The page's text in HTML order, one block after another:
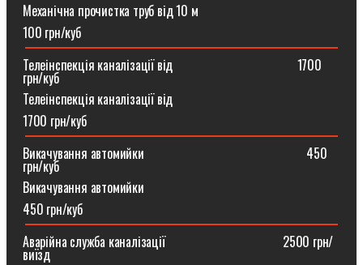
Механічна прочистка труб від 10 м
100 грн/куб
Телеінспекція каналізації від⠀⠀⠀⠀⠀⠀⠀⠀⠀⠀⠀⠀⠀1700
грн/куб
Телеінспекція каналізації від
1700 грн/куб
Викачування автомийки⠀⠀⠀⠀⠀⠀⠀⠀⠀⠀⠀⠀⠀⠀⠀⠀⠀450
грн/куб
Викачування автомийки
450 грн/куб
Аварійна служба каналізації ⠀⠀⠀⠀⠀⠀⠀⠀⠀⠀⠀⠀2500 грн/
виїзд